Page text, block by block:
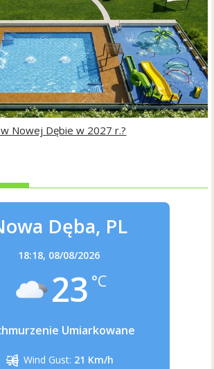
Nowej Dębie w 2027 r.?
Dęba, PL
18:18, 08/08/2026
23 °C
Umiarkowane
Wind Gust: 21 Km/h